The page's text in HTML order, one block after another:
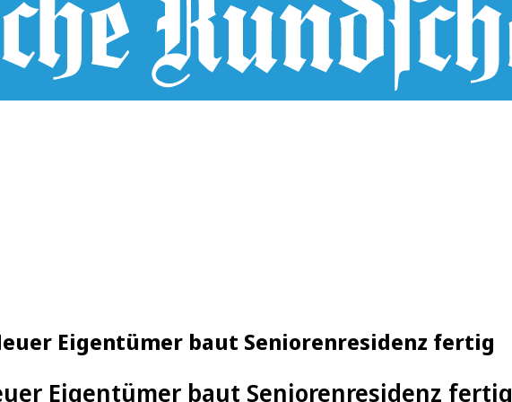
Eigentümer baut Seniorenresidenz fertig
Eigentümer baut Seniorenresidenz fertig